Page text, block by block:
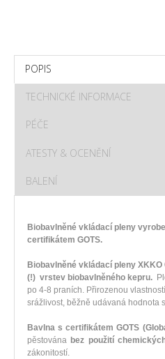
POPIS
TECHNICKÉ INFORMACE
PÉČE
ATESTY & OCENĚNÍ
BALENÍ
Biobavlněné vkládací pleny
certifikátem GOTS.
Biobavlněné vkládací pleny XKKO
(!) vrstev biobavlněného kepru.
po 4-8 praních. Přirozenou
srážlivost, běžně udávaná hodnota
Bavlna s certifikátem GOTS
pěstována bez použití
zákonitostí.